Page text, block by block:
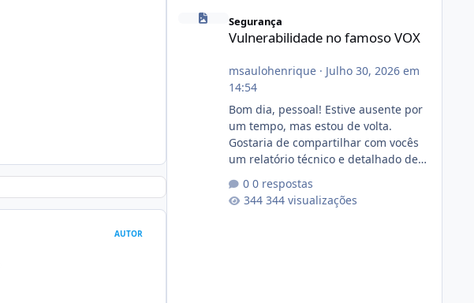
AUTOR
Vulnerabilidade no famoso VOX
Segurança
Vulnerabilidade no famoso VOX
msaulohenrique· Julho 30, 2026 em
14:54
Bom dia, pessoal! Estive ausente por
um tempo, mas estou de volta.
Gostaria de compartilhar com vocês
um relatório técnico e detalhado de
conformidade referente
ao VOXPANEL (versão atualmente em
0 respostas
344 visualizações